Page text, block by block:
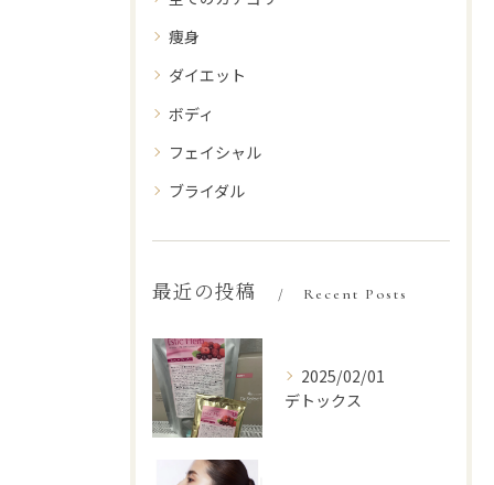
痩身
ダイエット
ボディ
フェイシャル
ブライダル
最近の投稿 Recent Posts
2025/02/01
デトックス